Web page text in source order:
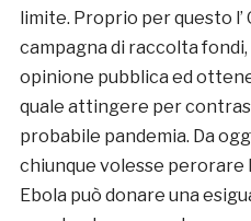
limite. Proprio per questo l’
campagna di raccolta fondi,
opinione pubblica ed
quale attingere per
probabile pandemia. Da
chiunque volesse perorare
Ebola può donare una